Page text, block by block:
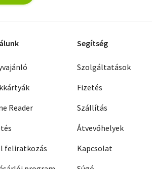
Reader
feliratkozás
Segítség
Szolgáltatások
Fizetés
Szállítás
Átvevőhelyek
Kapcsolat